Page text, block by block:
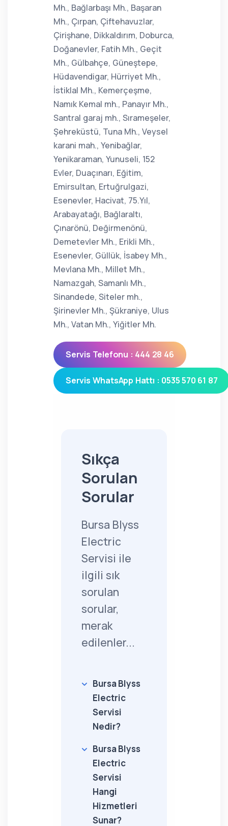
Mh., Bağlarbaşı Mh., Başaran
Mh., Çırpan, Çiftehavuzlar,
Çirişhane, Dikkaldırım, Doburca,
Doğanevler, Fatih Mh., Geçit
Mh., Gülbahçe, Güneştepe,
Hüdavendigar, Hürriyet Mh.,
İstiklal Mh., Kemerçeşme,
Namık Kemal mh., Panayır Mh.,
Santral garaj mh., Sırameşeler,
Şehreküstü, Tuna Mh., Veysel
karani mah., Yenibağlar,
Yenikaraman, Yunuseli, 152
Evler, Duaçınarı, Eğitim,
Emirsultan, Ertuğrulgazi,
Esenevler, Hacivat, 75.Yıl,
Arabayatağı, Bağlaraltı,
Çınarönü, Değirmenönü,
Demetevler Mh., Erikli Mh.,
Esenevler, Güllük, İsabey Mh.,
Mevlana Mh., Millet Mh.,
Namazgah, Samanlı Mh.,
Sinandede, Siteler mh.,
Şirinevler Mh., Şükraniye, Ulus
Mh., Vatan Mh., Yiğitler Mh.
Servis Telefonu : 444 28 46
Servis WhatsApp Hattı : 0535 570 61 87
Sıkça
Sorulan
Sorular
Bursa Blyss
Electric
Servisi ile
ilgili sık
sorulan
sorular,
merak
edilenler...
Bursa Blyss
Electric
Servisi
Nedir?
Bursa Blyss
Electric
Servisi
Hangi
Hizmetleri
Sunar?